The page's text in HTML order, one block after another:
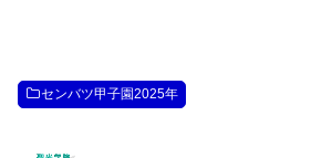
センバツ甲子園2025年